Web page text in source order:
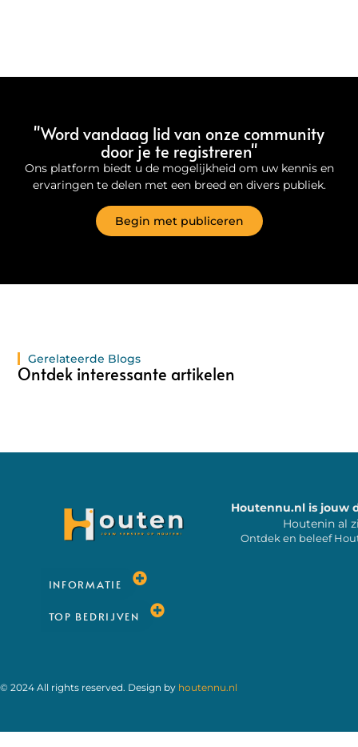
"Word vandaag lid van onze community
door je te registreren"
Ons platform biedt u de mogelijkheid om uw kennis en
ervaringen te delen met een breed en divers publiek.
Begin met publiceren
Gerelateerde Blogs
Ontdek interessante artikelen
Houtennu.nl is jouw
Houtenin al
Ontdek en beleef
INFORMATIE
TOP BEDRIJVEN
© 2024 All rights reserved. Design by houtennu.nl